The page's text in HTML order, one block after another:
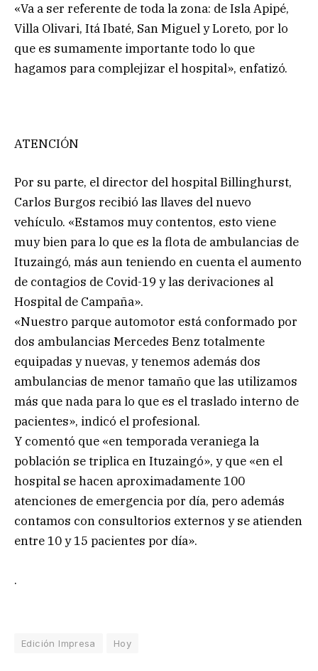
«Va a ser referente de toda la zona: de Isla Apipé,
Villa Olivari, Itá Ibaté, San Miguel y Loreto, por lo
que es sumamente importante todo lo que
hagamos para complejizar el hospital», enfatizó.
ATENCIÓN
Por su parte, el director del hospital Billinghurst,
Carlos Burgos recibió las llaves del nuevo
vehículo. «Estamos muy contentos, esto viene
muy bien para lo que es la flota de ambulancias de
Ituzaingó, más aun teniendo en cuenta el aumento
de contagios de Covid-19 y las derivaciones al
Hospital de Campaña».
«Nuestro parque automotor está conformado por
dos ambulancias Mercedes Benz totalmente
equipadas y nuevas, y tenemos además dos
ambulancias de menor tamaño que las utilizamos
más que nada para lo que es el traslado interno de
pacientes», indicó el profesional.
Y comentó que «en temporada veraniega la
población se triplica en Ituzaingó», y que «en el
hospital se hacen aproximadamente 100
atenciones de emergencia por día, pero además
contamos con consultorios externos y se atienden
entre 10 y 15 pacientes por día».
.
Edición Impresa Hoy